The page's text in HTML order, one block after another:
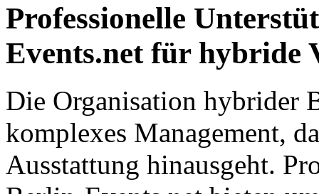
Professionelle
Events.net für hybride
Die Organisation hybrider
komplexes Management,
Ausstattung hinausgeht.